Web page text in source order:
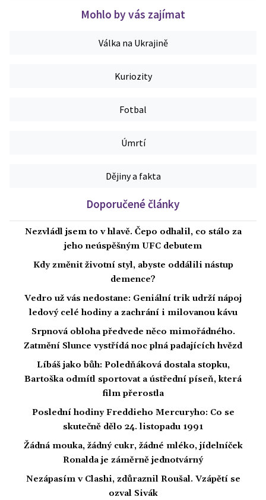
Mohlo by vás zajímat
Válka na Ukrajině
Kuriozity
Fotbal
Úmrtí
Dějiny a fakta
Doporučené články
Nezvládl jsem to v hlavě. Čepo odhalil, co stálo za
jeho neúspěšným UFC debutem
Kdy změnit životní styl, abyste oddálili nástup
demence?
Vedro už vás nedostane: Geniální trik udrží nápoj
ledový celé hodiny a zachrání i milovanou kávu
Srpnová obloha předvede něco mimořádného.
Zatmění Slunce vystřídá noc plná padajících hvězd
Líbáš jako bůh: Poledňáková dostala stopku,
Bartoška odmítl sportovat a ústřední píseň, která
film přerostla
Poslední hodiny Freddieho Mercuryho: Co se
skutečně dělo 24. listopadu 1991
Žádná mouka, žádný cukr, žádné mléko, jídelníček
Ronalda je záměrně jednotvárný
Nezápasím v Clashi, zdůraznil Roušal. Vzápětí se
ozval Sivák